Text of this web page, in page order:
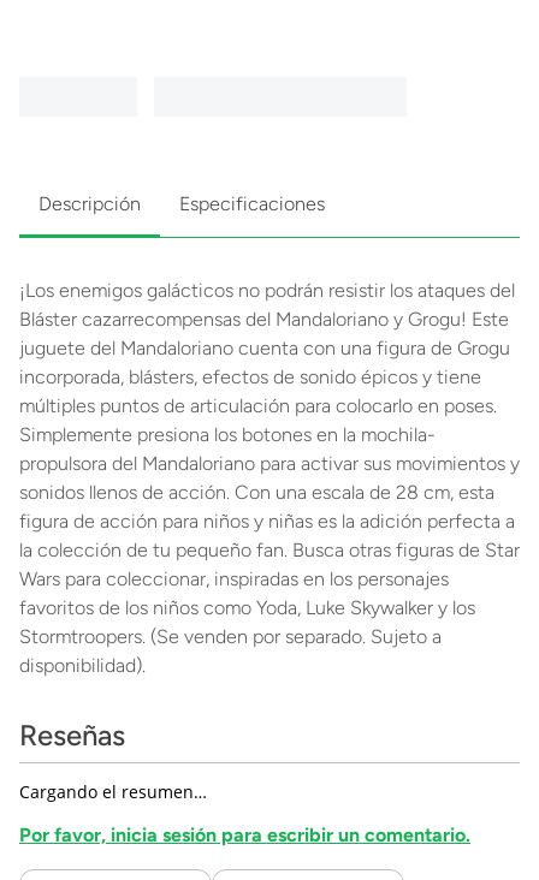
Descripción Especificaciones
¡Los enemigos galácticos no podrán resistir los ataques del
Bláster cazarrecompensas del Mandaloriano y Grogu! Este
juguete del Mandaloriano cuenta con una figura de Grogu
incorporada, blásters, efectos de sonido épicos y tiene
múltiples puntos de articulación para colocarlo en poses.
Simplemente presiona los botones en la mochila-
propulsora del Mandaloriano para activar sus movimientos y
sonidos llenos de acción. Con una escala de 28 cm, esta
figura de acción para niños y niñas es la adición perfecta a
la colección de tu pequeño fan. Busca otras figuras de Star
Wars para coleccionar, inspiradas en los personajes
favoritos de los niños como Yoda, Luke Skywalker y los
Stormtroopers. (Se venden por separado. Sujeto a
disponibilidad).
Reseñas
Cargando el resumen…
Por favor, inicia sesión para escribir un comentario.